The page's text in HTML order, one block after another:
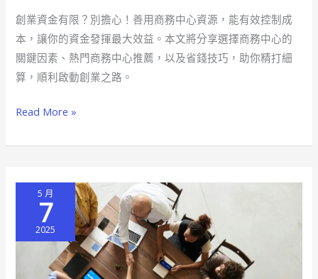
創業資金有限？別擔心！善用商務中心資源，能有效控制成
本，讓你的資金發揮最大效益。本文將分享選擇商務中心的
關鍵因素、熱門商務中心推薦，以及省錢技巧，助你精打細
算，順利啟動創業之路。
限
商
務
中
助
Read More »
5 月
7
2025